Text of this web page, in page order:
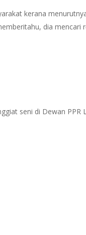
kerana
dia mencari
seni di Dewan PPR